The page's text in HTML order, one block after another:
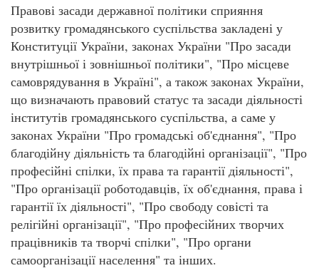
Правові засади державної політики сприяння
розвитку громадянського суспільства закладені у
Конституції України, законах України "Про засади
внутрішньої і зовнішньої політики", "Про місцеве
самоврядування в Україні", а також законах України,
що визначають правовий статус та засади діяльності
інститутів громадянського суспільства, а саме у
законах України "Про громадські об'єднання", "Про
благодійну діяльність та благодійні організації", "Про
професійні спілки, їх права та гарантії діяльності",
"Про організації роботодавців, їх об'єднання, права і
гарантії їх діяльності", "Про свободу совісті та
релігійні організації", "Про професійних творчих
працівників та творчі спілки", "Про органи
самоорганізації населення" та інших.